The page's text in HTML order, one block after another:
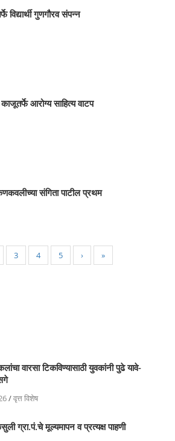
गुणगौरव संपन्न
आरोग्य साहित्य वाटप
संगिता पाटील प्रथम
3 4 5 › »
वारसा टिकविण्यासाठी युवकांनी पुढे यावे-
/वृत्त विशेष
ग्रा.पं.चे मूल्यमापन व प्रत्यक्ष पाहणी